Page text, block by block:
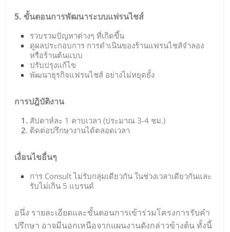
5. ขั้นตอนการพัฒนาระบบแฟรนไชส์
รวบรวมปัญหาต่างๆ ที่เกิดขึ้น
ดูผลประกอบการ การดำเนินของร้านแฟรนไชส์จำลอง
หรือร้านต้นแบบ
ปรับปรุงแก้ไข
พัฒนาธุรกิจแฟรนไชส์ อย่างไม่หยุดยั้ง
การปฎิบัติงาน
สัปดาห์ละ 1 คาบเวลา (ประมาณ 3-4 ชม.)
ติดต่อปรึกษางานได้ตลอดเวลา
เงื่อนไขอื่นๆ
การ Consult ไม่รับกลุ่มเดียวกัน ในช่วงเวลาเดียวกันและ
รับไม่เกิน 5 แบรนด์
อนึ่ง รายละเอียดและขั้นตอนการเข้าร่วมโครงการรับคำ
ปรึกษา อาจมีนอกเหนือจากแผนงานดังกล่าวข้างต้น ทั้งนี้